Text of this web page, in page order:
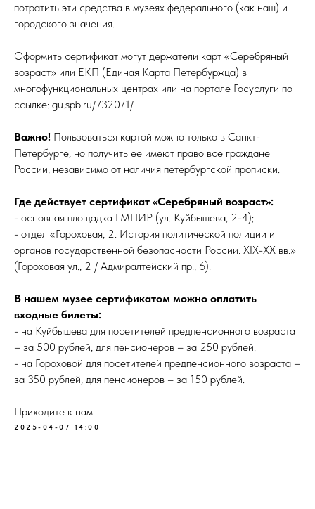
потратить эти средства в музеях федерального (как наш) и
городского значения.
Оформить сертификат могут держатели карт «Серебряный
возраст» или ЕКП (Единая Карта Петербуржца) в
многофункциональных центрах или на портале Госуслуги по
ссылке: gu.spb.ru/732071/
Важно! Пользоваться картой можно только в Санкт-
Петербурге, но получить ее имеют право все граждане
России, независимо от наличия петербургской прописки.
Где действует сертификат «Серебряный возраст»:
- основная площадка ГМПИР (ул. Куйбышева, 2-4);
- отдел «Гороховая, 2. История политической полиции и
органов государственной безопасности России. XIX-XX вв.»
(Гороховая ул., 2 / Адмиралтейский пр., 6).
В нашем музее сертификатом можно оплатить
входные билеты:
- на Куйбышева для посетителей предпенсионного возраста
– за 500 рублей, для пенсионеров – за 250 рублей;
- на Гороховой для посетителей предпенсионного возраста –
за 350 рублей, для пенсионеров – за 150 рублей.
Приходите к нам!
2025-04-07 14:00